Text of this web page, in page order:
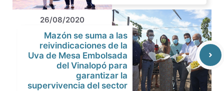
26/08/2020
Mazón se suma a las
reivindicaciones de la
Uva de Mesa Embolsada
del Vinalopó para
garantizar la
supervivencia del sector